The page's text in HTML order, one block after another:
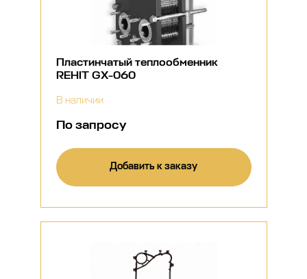
Пластинчатый теплообменник
REHIT GX-060
В наличии
По запросу
Добавить к заказу